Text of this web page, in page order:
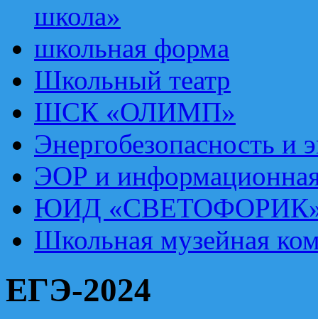
школа»
школьная форма
Школьный театр
ШСК «ОЛИМП»
Энергобезопасность и
ЭОР и информационная
ЮИД
Школьная музейная
ЕГЭ-2024